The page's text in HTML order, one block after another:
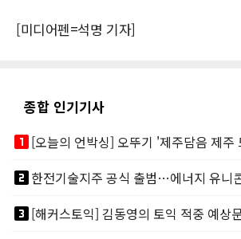
[미디어펜=석명 기자]
종합 인기기사
looks_one
looks_two한전기술지주 공식 출범…에너지 유니
looks_3[해커스토익] 김동영의 토익 적중 예상